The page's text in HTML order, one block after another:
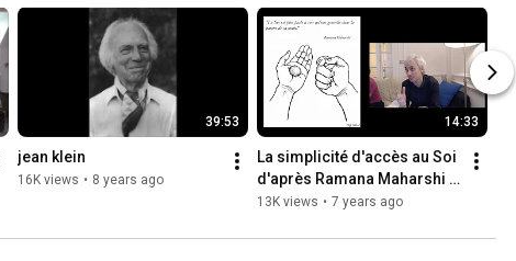
39:53
jean klein
16K views • 8 years ago
14:33
La simplicité d'accès au Soi
d'après Ramana Maharshi
et Douglas Harding
13K views • 7 years ago